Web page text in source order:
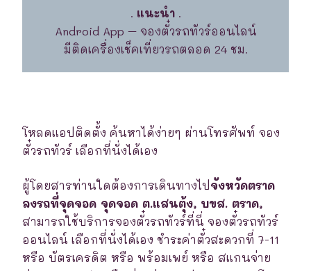
. แนะนำ.
Android App – จองตั๋วรถทัวร์ออนไลน์
มีติดเครื่องเช็คเที่ยวรถตลอด 24 ชม.
โหลดแอปติดตั้ง ค้นหาได้ง่ายๆ ผ่านโทรศัพท์ จอง
ตั๋วรถทัวร์ เลือกที่นั่งได้เอง
ผู้โดยสารท่านใดต้องการเดินทางไปจังหวัดตราด
ลงรถที่จุดจอด จุดจอด ต.แสนตุ้ง, บขส. ตราด,
สามารถใช้บริการจองตั๋วรถทัวร์ที่นี่ จองตั๋วรถทัวร์
ออนไลน์ เลือกที่นั่งได้เอง ชำระค่าตั๋วสะดวกที่ 7-11
หรือ บัตรเครดิต หรือ พร้อมเพย์ หรือ สแกนจ่าย